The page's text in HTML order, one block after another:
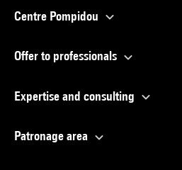
Centre Pompidou
Offer to professionals
Expertise and consulting
Patronage area